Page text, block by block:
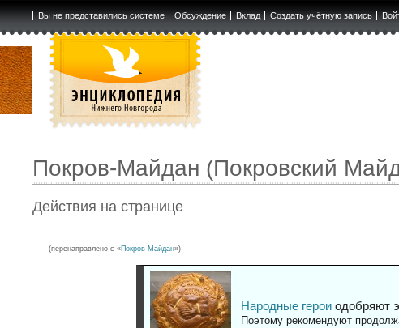
Вы не представились системе Обсуждение Вклад Создать учётную запись
Покров-Майдан (Покровский
Действия на странице
(перенаправлено с «Покров-Майдан»)
Народные героиодобряют
Поэтому рекомендуют